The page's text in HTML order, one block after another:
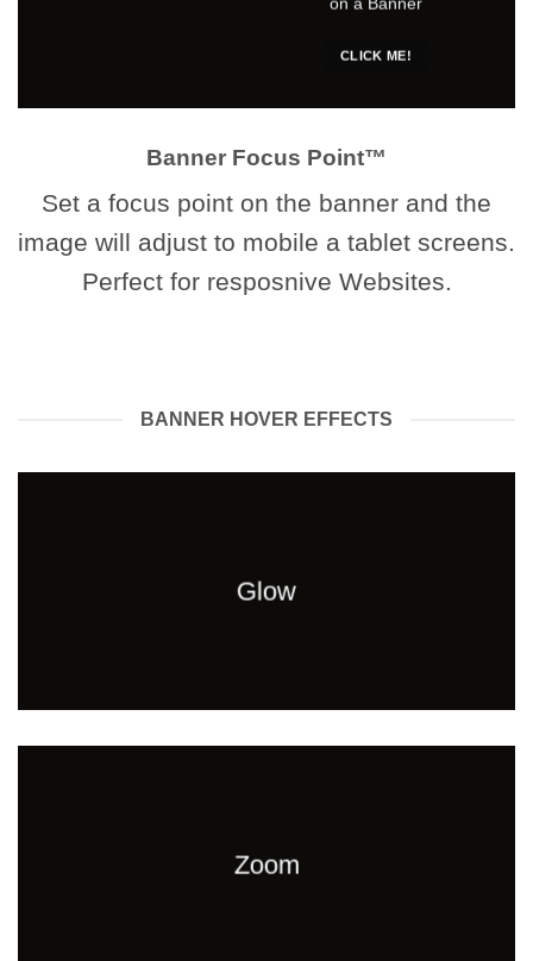
CLICK ME!
Banner Focus Point™
Set a focus point on the banner and the
image will adjust to mobile a tablet screens.
Perfect for resposnive Websites.
BANNER HOVER EFFECTS
Glow
Zoom